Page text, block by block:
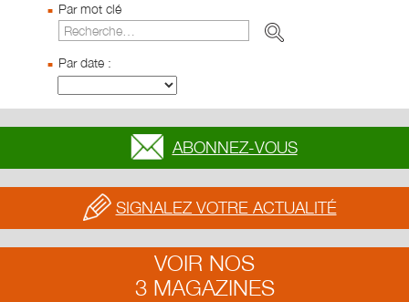
Par mot clé
Par date :
ABONNEZ-VOUS
SIGNALEZ VOTRE ACTUALITÉ
VOIR NOS
3 MAGAZINES